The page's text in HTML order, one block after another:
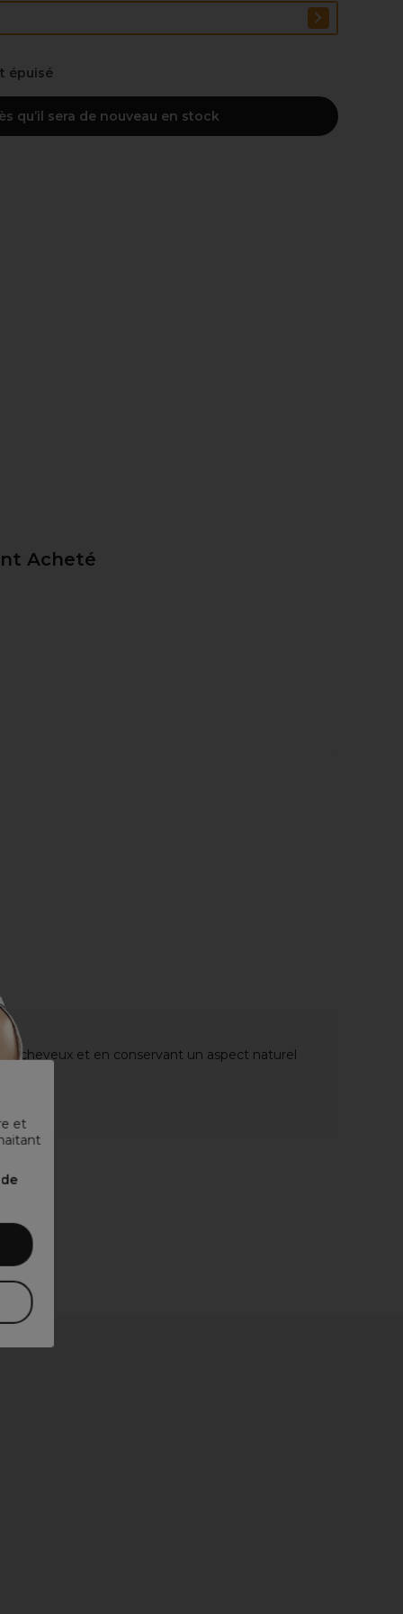
et
épuisé
qu’il sera de nouveau en stock
Acheté
cheveux et en conservant un aspect naturel
hair